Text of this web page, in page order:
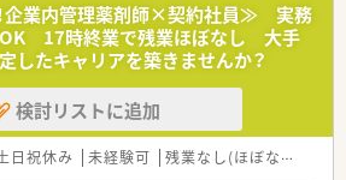
！企業内管理薬剤師×契約社員≫ 実務
OK 17時終業で残業ほぼなし 大手
したキャリアを築きませんか？
検討リストに追加
日祝休み 未経験可 残業なし(ほぼなし含む)